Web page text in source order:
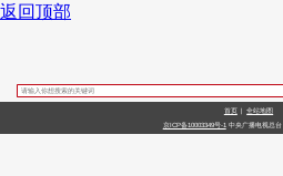
大国智造
返回顶部
首页 | 全站地图
京ICP备10003349号-1 中央广播电视总台